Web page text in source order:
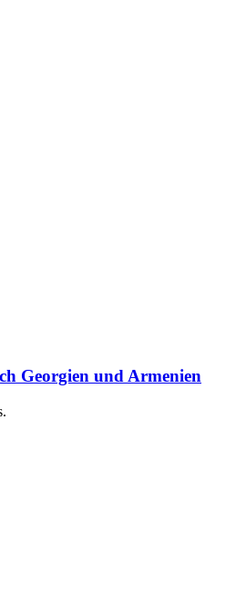
Georgien und Armenien